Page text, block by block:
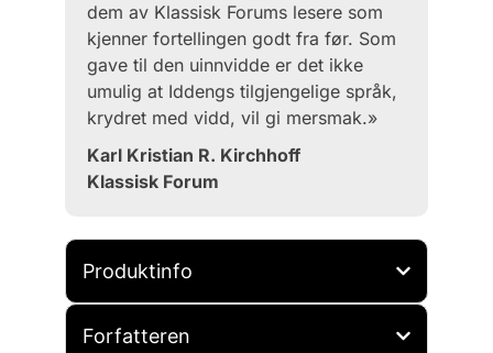
dem av Klassisk Forums lesere som
kjenner fortellingen godt fra før. Som
gave til den uinnvidde er det ikke
umulig at Iddengs tilgjengelige språk,
krydret med vidd, vil gi mersmak.»
Karl Kristian R. Kirchhoff
Klassisk Forum
Produktinfo
Forfatteren